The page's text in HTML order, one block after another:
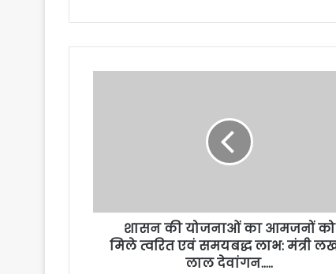
शासन की योजनाओं का आमजनों को
मिले त्वरित एवं समयबद्ध लाभ: मंत्री
लाल देवांगन…..